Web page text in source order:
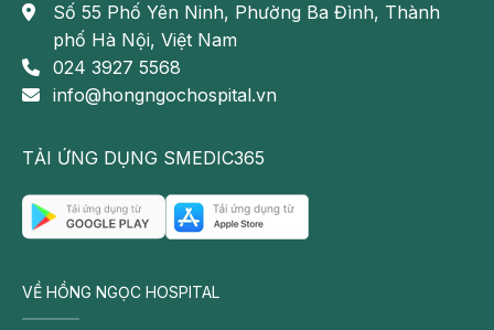
Thực hiện nội soi phế quản bằng cách đưa ống nội
soi qua đường dẫn khí
Sau nội soi
ngơi, tĩnh dưỡng và tránh vận động mạnh. Song
song với đó, bệnh nhân hãy theo dõi sức khỏe sau
thủ thuật. Hãy lưu ý những điều sau đây:
đó.
Không nên ăn/ uống trong vòng 2 giờ sau nội soi
Số 55 Phố Yên Ninh, Phường Ba Đình, Thành
phố Hà Nội, Việt Nam
024 3927 5568
info@hongngochospital.vn
TẢI ỨNG DỤNG SMEDIC365
VỀ HỒNG NGỌC HOSPITAL